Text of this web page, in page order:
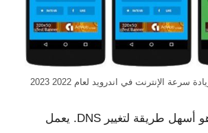
DNS Changer هو أسهل طريقة لتغيير DNS. يعمل